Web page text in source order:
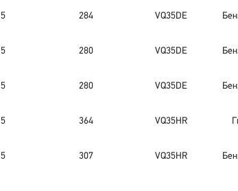
284 VQ35DE
280 VQ35DE
280 VQ35DE
364 VQ35HR
307 VQ35HR